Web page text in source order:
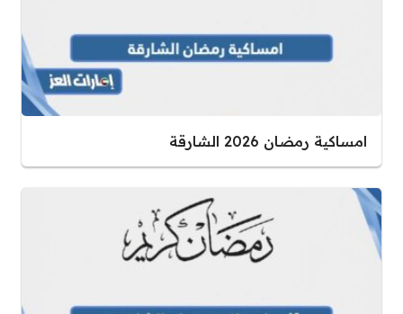
امساكية رمضان 2026 الشارقة